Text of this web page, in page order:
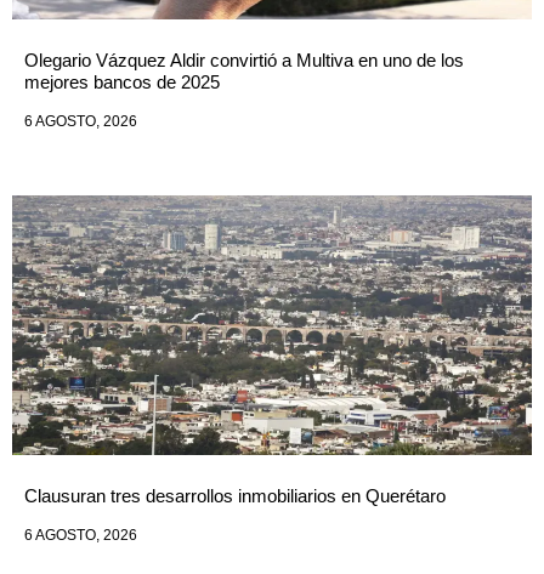
Olegario Vázquez Aldir convirtió a Multiva en uno de los
mejores bancos de 2025
6 AGOSTO, 2026
Clausuran tres desarrollos inmobiliarios en Querétaro
6 AGOSTO, 2026